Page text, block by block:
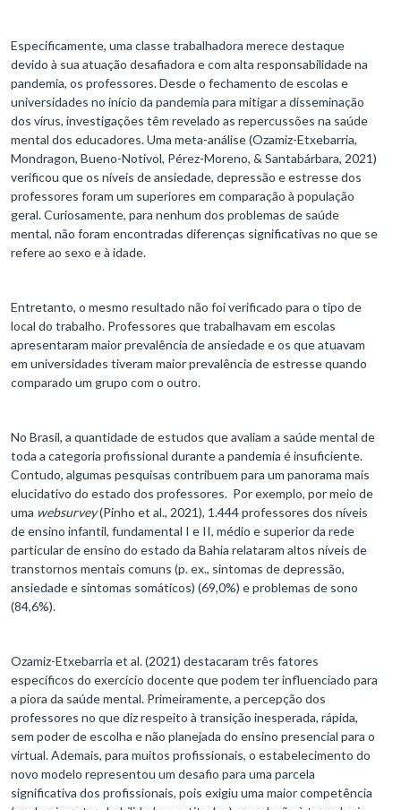
Especificamente, uma classe trabalhadora merece destaque
devido à sua atuação desafiadora e com alta responsabilidade na
pandemia, os professores. Desde o fechamento de escolas e
universidades no início da pandemia para mitigar a disseminação
dos vírus, investigações têm revelado as repercussões na saúde
mental dos educadores. Uma meta-análise (Ozamiz-Etxebarria,
Mondragon, Bueno-Notivol, Pérez-Moreno, & Santabárbara, 2021)
verificou que os níveis de ansiedade, depressão e estresse dos
professores foram um superiores em comparação à população
geral. Curiosamente, para nenhum dos problemas de saúde
mental, não foram encontradas diferenças significativas no que se
refere ao sexo e à idade.
Entretanto, o mesmo resultado não foi verificado para o tipo de
local do trabalho. Professores que trabalhavam em escolas
apresentaram maior prevalência de ansiedade e os que atuavam
em universidades tiveram maior prevalência de estresse quando
comparado um grupo com o outro.
No Brasil, a quantidade de estudos que avaliam a saúde mental de
toda a categoria profissional durante a pandemia é insuficiente.
Contudo, algumas pesquisas contribuem para um panorama mais
elucidativo do estado dos professores. Por exemplo, por meio de
uma websurvey(Pinho et al., 2021), 1.444 professores dos níveis
de ensino infantil, fundamental I e II, médio e superior da rede
particular de ensino do estado da Bahia relataram altos níveis de
transtornos mentais comuns (p. ex., sintomas de depressão,
ansiedade e sintomas somáticos) (69,0%) e problemas de sono
(84,6%).
Ozamiz-Etxebarria et al. (2021) destacaram três fatores
específicos do exercício docente que podem ter influenciado para
a piora da saúde mental. Primeiramente, a percepção dos
professores no que diz respeito à transição inesperada, rápida,
sem poder de escolha e não planejada do ensino presencial para o
virtual. Ademais, para muitos profissionais, o estabelecimento do
novo modelo representou um desafio para uma parcela
significativa dos profissionais, pois exigiu uma maior competência